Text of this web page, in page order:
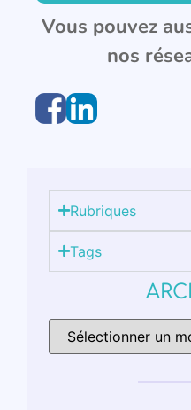
Vous pouvez
nos
Rubriques
Tags